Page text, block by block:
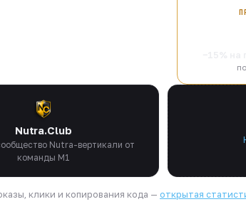
Nutra.Club
Nutra-вертикали от
команды M1
клики и копирования кода — открытая